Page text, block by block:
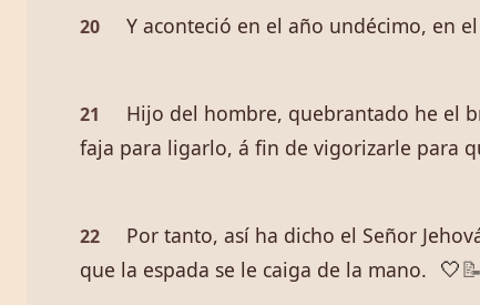
20 Y aconteció en el año undécimo, en
21
Hijo del hombre, quebrantado he el
faja para ligarlo, á fin de vigorizarle para
22
Por tanto, así ha dicho el Señor
que la espada se le caiga de la mano.
🤍 📝